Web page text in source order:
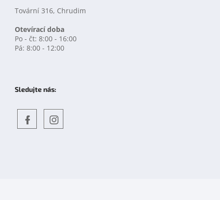
Tovární 316, Chrudim
Otevírací doba
Po - čt: 8:00 - 16:00
Pá: 8:00 - 12:00
Sledujte nás: